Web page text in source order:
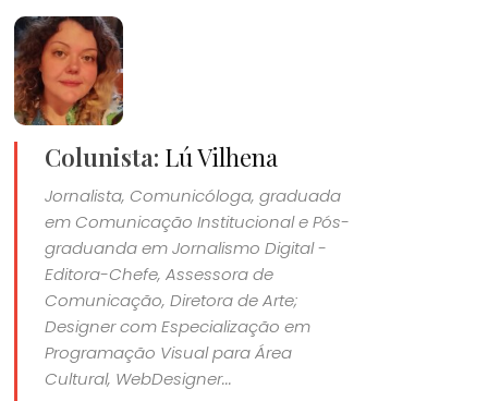
Colunista: Lú Vilhena
Jornalista, Comunicóloga, graduada
em Comunicação Institucional e Pós-
graduanda em Jornalismo Digital -
Editora-Chefe, Assessora de
Comunicação, Diretora de Arte;
Designer com Especialização em
Programação Visual para Área
Cultural, WebDesigner...